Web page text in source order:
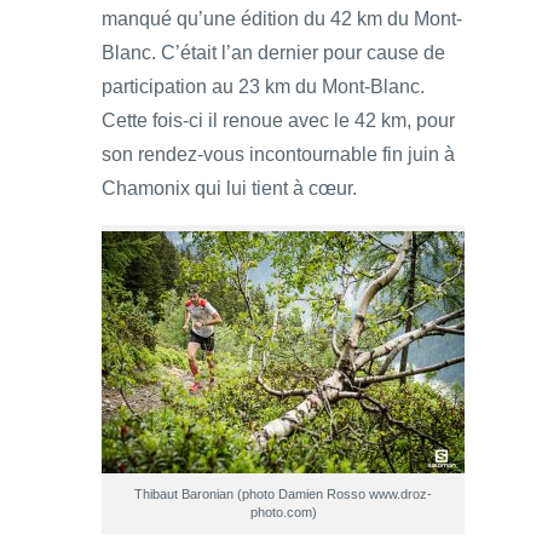
manqué qu’une édition du 42 km du Mont-
Blanc. C’était l’an dernier pour cause de
participation au 23 km du Mont-Blanc.
Cette fois-ci il renoue avec le 42 km, pour
son rendez-vous incontournable fin juin à
Chamonix qui lui tient à cœur.
Thibaut Baronian (photo Damien Rosso www.droz-
photo.com)